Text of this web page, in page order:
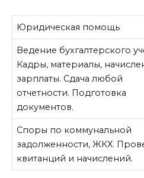
Юридическая помощь
Ведение бухгалтерского
Кадры, материалы,
зарплаты. Сдача любой
отчетности. Подготовка
документов.
Споры по коммунальной
задолженности, ЖКХ.
квитанций и начислений.